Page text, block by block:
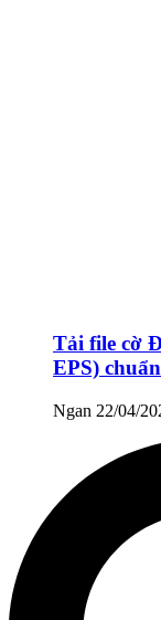
Tải file cờ
EPS) chuẩn
Ngan 22/04/